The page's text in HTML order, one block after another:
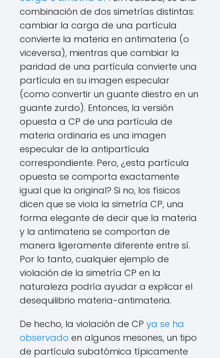
combinación de dos simetrías distintas:
cambiar la carga de una partícula
convierte la materia en antimateria (o
viceversa), mientras que cambiar la
paridad de una partícula convierte una
partícula en su imagen especular
(como convertir un guante diestro en un
guante zurdo). Entonces, la versión
opuesta a CP de una partícula de
materia ordinaria es una imagen
especular de la antipartícula
correspondiente. Pero, ¿esta partícula
opuesta se comporta exactamente
igual que la original? Si no, los físicos
dicen que se viola la simetría CP, una
forma elegante de decir que la materia
y la antimateria se comportan de
manera ligeramente diferente entre sí.
Por lo tanto, cualquier ejemplo de
violación de la simetría CP en la
naturaleza podría ayudar a explicar el
desequilibrio materia-antimateria.
De hecho, la violación de CP ya se ha
observado en algunos mesones, un tipo
de partícula subatómica típicamente